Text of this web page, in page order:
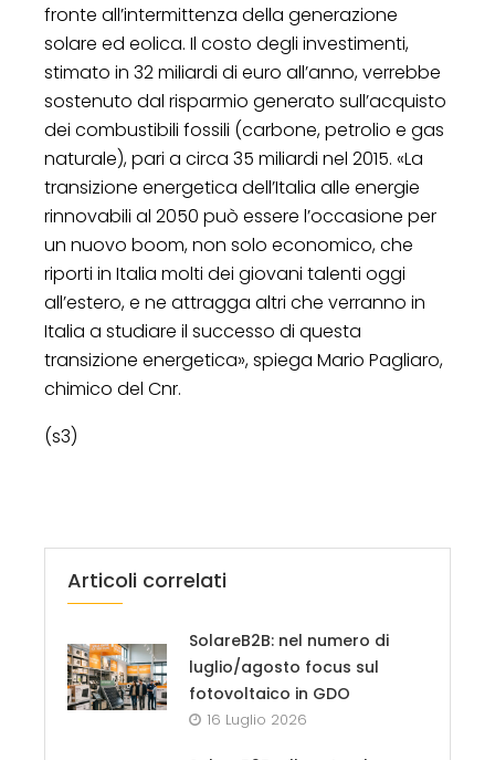
fronte all’intermittenza della generazione
solare ed eolica. Il costo degli investimenti,
stimato in 32 miliardi di euro all’anno, verrebbe
sostenuto dal risparmio generato sull’acquisto
dei combustibili fossili (carbone, petrolio e gas
naturale), pari a circa 35 miliardi nel 2015. «La
transizione energetica dell’Italia alle energie
rinnovabili al 2050 può essere l’occasione per
un nuovo boom, non solo economico, che
riporti in Italia molti dei giovani talenti oggi
all’estero, e ne attragga altri che verranno in
Italia a studiare il successo di questa
transizione energetica», spiega Mario Pagliaro,
chimico del Cnr.
(s3)
Articoli correlati
SolareB2B: nel numero di
luglio/agosto focus sul
fotovoltaico in GDO
16 Luglio 2026